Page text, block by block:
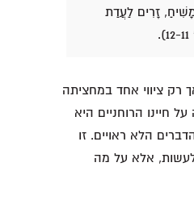
זָרִים לַעֲדַת
רק ציווי אחד במחציתה
הזה על חיינו הרוחניים היא
הלא ראויים. זו
אלא על מה